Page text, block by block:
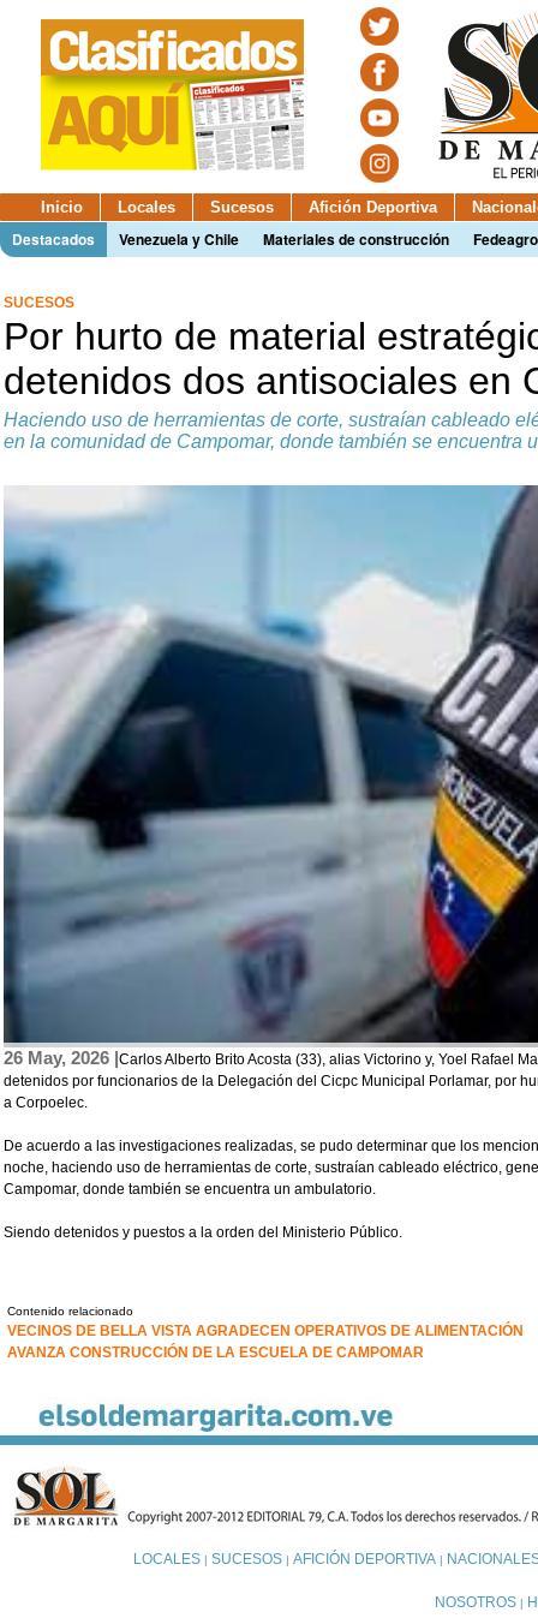
Inicio Locales Sucesos Afición Deportiva
Destacados Venezuela y Chile Materiales de construcción Fedeagro
SUCESOS
Por hurto de material
detenidos dos antisociales en
Haciendo uso de herramientas de corte, sustraían cableado
en la comunidad de Campomar, donde también se encuentra
26 May, 2026 |Carlos Alberto Brito Acosta (33), alias Victorino y, Yoel Rafael
detenidos por funcionarios de la Delegación del Cicpc Municipal Porlamar, por
a Corpoelec.
De acuerdo a las investigaciones realizadas, se pudo determinar que los
noche, haciendo uso de herramientas de corte, sustraían cableado eléctrico,
Campomar, donde también se encuentra un ambulatorio.
Siendo detenidos y puestos a la orden del Ministerio Público.
Contenido relacionado
VECINOS DE BELLA VISTA AGRADECEN OPERATIVOS DE ALIMENTACIÓN
AVANZA CONSTRUCCIÓN DE LA ESCUELA DE CAMPOMAR
LOCALES| SUCESOS| AFICIÓN DEPORTIVA|
NOSOTROS |